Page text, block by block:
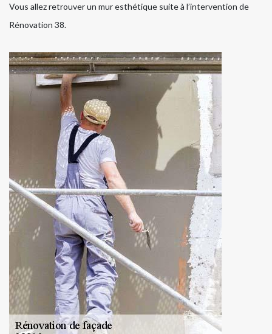
Vous allez retrouver un mur esthétique suite à l’intervention de
Rénovation 38.